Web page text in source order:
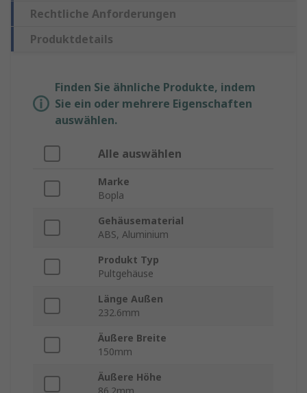
Rechtliche Anforderungen
Produktdetails
Finden Sie ähnliche Produkte, indem
Sie ein oder mehrere Eigenschaften
auswählen.
Alle auswählen
Marke
Bopla
Gehäusematerial
ABS, Aluminium
Produkt Typ
Pultgehäuse
Länge Außen
232.6mm
Äußere Breite
150mm
Äußere Höhe